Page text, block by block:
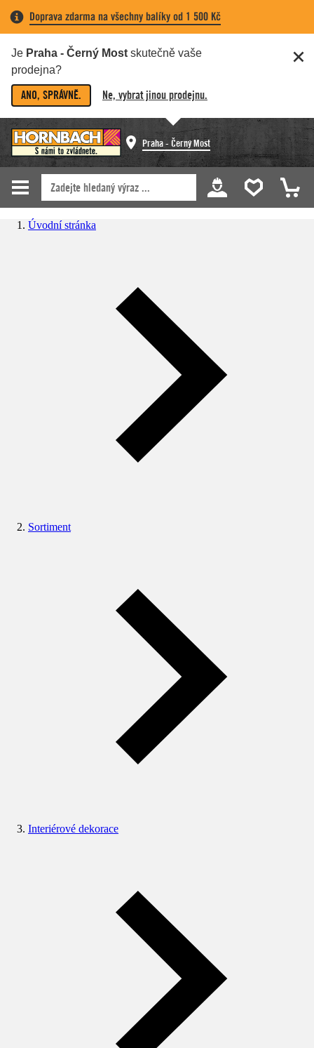
Doprava zdarma na všechny balíky od 1 500 Kč
Je Praha - Černý Most skutečně vaše
prodejna?
ANO, SPRÁVNĚ. Ne, vybrat jinou prodejnu.
Praha - Černý Most
Úvodní stránka
Sortiment
Interiérové dekorace